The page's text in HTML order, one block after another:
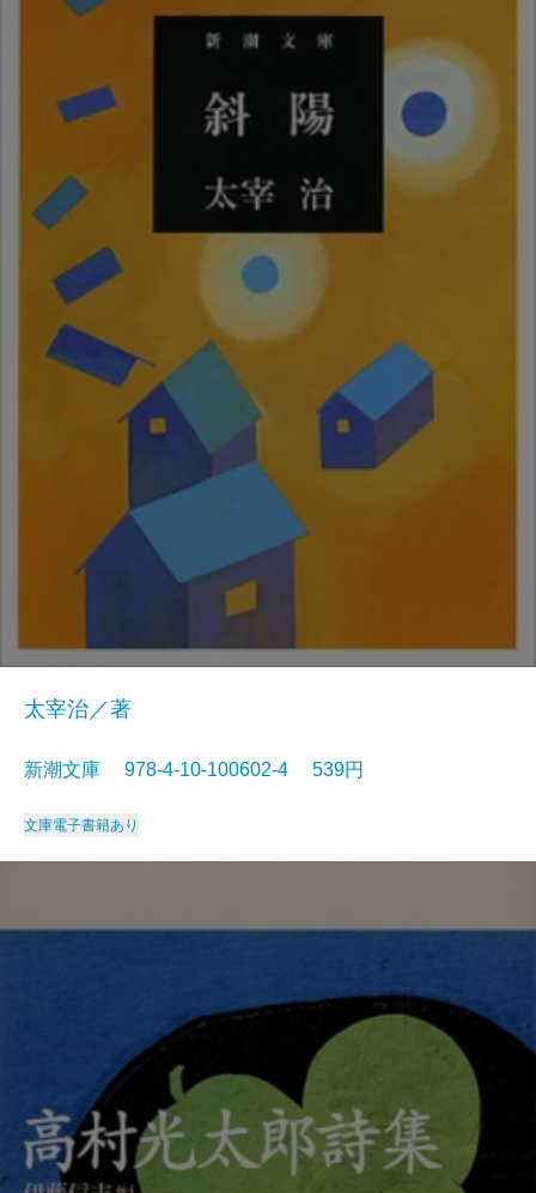
太宰治／著
新潮文庫 978-4-10-100602-4 539円
文庫電子書籍あり